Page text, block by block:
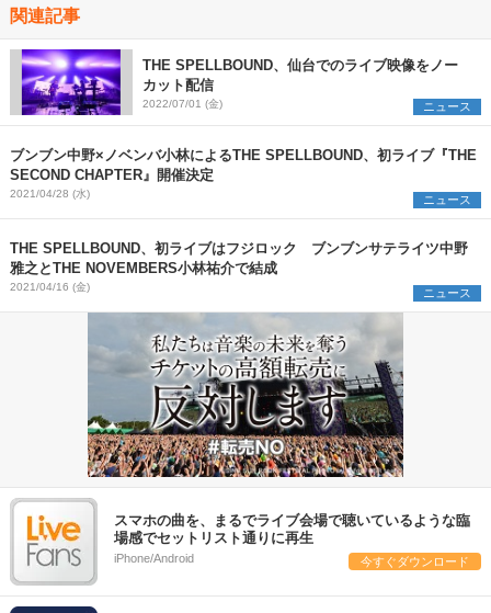
関連記事
THE SPELLBOUND、仙台でのライブ映像をノー
カット配信
2022/07/01 (金) ニュース
ブンブン中野×ノベンバ小林によるTHE SPELLBOUND、初ライブ『THE
SECOND CHAPTER』開催決定
2021/04/28 (水) ニュース
THE SPELLBOUND、初ライブはフジロック ブンブンサテライツ中野
雅之とTHE NOVEMBERS小林祐介で結成
2021/04/16 (金) ニュース
スマホの曲を、まるでライブ会場で聴いているような臨
場感でセットリスト通りに再生
iPhone/Android 今すぐダウンロード